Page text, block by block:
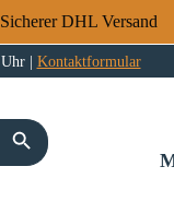
Sicherer DHL Versand
| Kontaktformular